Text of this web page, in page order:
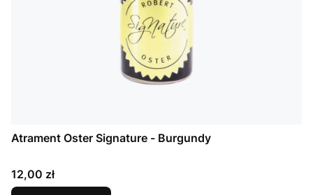
Atrament Oster Signature - Burgundy
Cena
12,00 zł